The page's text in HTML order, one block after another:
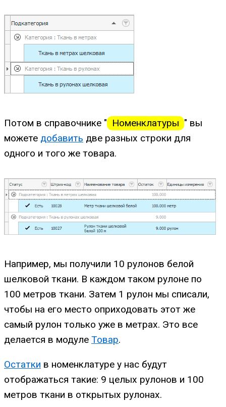
Потом в справочнике " Номенклатуры " вы
можете добавить две разных строки для
одного и того же товара.
Например, мы получили 10 рулонов белой
шелковой ткани. В каждом таком рулоне по
100 метров ткани. Затем 1 рулон мы списали,
чтобы на его место оприходовать этот же
самый рулон только уже в метрах. Это все
делается в модуле Товар.
Остатки в номенклатуре у нас будут
отображаться такие: 9 целых рулонов и 100
метров ткани в открытых рулонах.